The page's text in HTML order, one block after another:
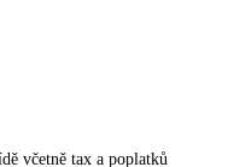
včetně tax a poplatků